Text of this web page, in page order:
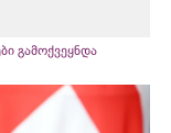
გამოქვეყნდა